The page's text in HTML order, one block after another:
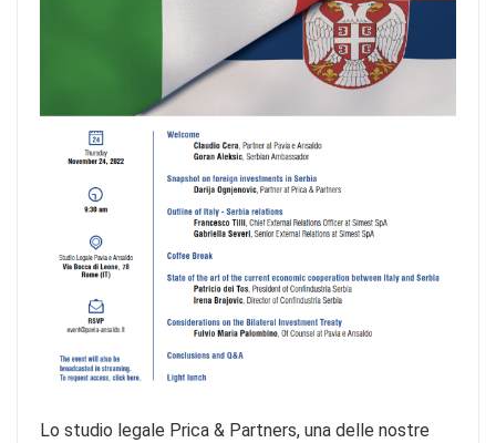
Lo studio legale Prica & Partners, una delle nostre